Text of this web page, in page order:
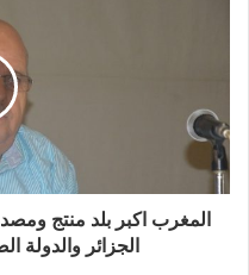
المغرب اكبر بلد منتج
الجزائر والدولة